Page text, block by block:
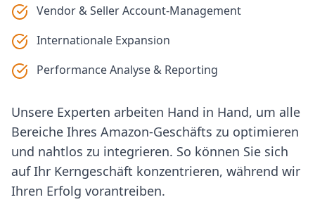
Vendor & Seller Account-Management
Internationale Expansion
Performance Analyse & Reporting
Unsere Experten arbeiten Hand in Hand, um alle
Bereiche Ihres Amazon-Geschäfts zu optimieren
und nahtlos zu integrieren. So können Sie sich
auf Ihr Kerngeschäft konzentrieren, während wir
Ihren Erfolg vorantreiben.